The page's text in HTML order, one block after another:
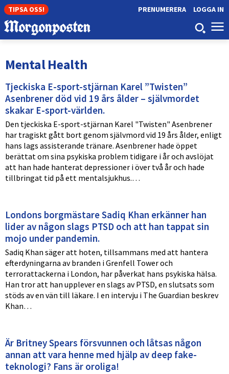
TIPSA OSS! LOGGA IN
PRENUMERERA
Mental Health
Tjeckiska E-sport-stjärnan Karel ”Twisten”
Asenbrener död vid 19 års ålder – självmordet
skakar E-sport-världen.
Den tjeckiska E-sport-stjärnan Karel "Twisten" Asenbrener
har tragiskt gått bort genom självmord vid 19 års ålder, enligt
hans lags assisterande tränare. Asenbrener hade öppet
berättat om sina psykiska problem tidigare i år och avslöjat
att han hade hanterat depressioner i över två år och hade
tillbringat tid på ett mentalsjukhus.…
Londons borgmästare Sadiq Khan erkänner han
lider av någon slags PTSD och att han tappat sin
mojo under pandemin.
Sadiq Khan säger att hoten, tillsammans med att hantera
efterdyningarna av branden i Grenfell Tower och
terrorattackerna i London, har påverkat hans psykiska hälsa.
Han tror att han upplever en slags av PTSD, en slutsats som
stöds av en vän till läkare. I en intervju i The Guardian beskrev
Khan…
Är Britney Spears försvunnen och låtsas någon
annan att vara henne med hjälp av deep fake-
teknologi? Fans är oroliga!